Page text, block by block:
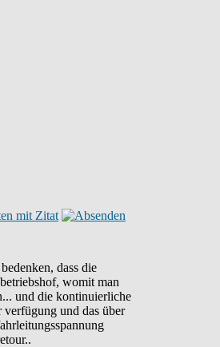
dass die
womit man
und die kontinuierliche
verfügung und das über